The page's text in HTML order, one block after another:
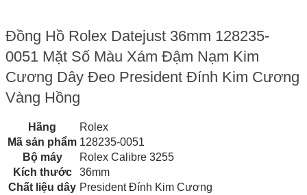
Đồng Hồ Rolex Datejust 36mm 128235-
0051 Mặt Số Màu Xám Đậm Nạm Kim
Cương Dây Đeo President Đính Kim Cương
Vàng Hồng
Hãng
Rolex
Mã sản phẩm 128235-0051
Bộ máy
Rolex Calibre 3255
Kích thước
36mm
Chất liệu dây President Đính Kim Cương